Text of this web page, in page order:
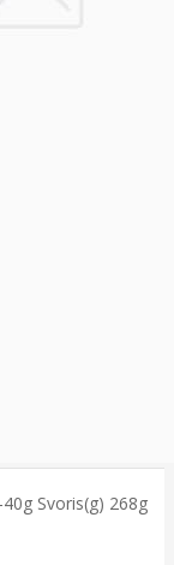
Svoris(g) 268g